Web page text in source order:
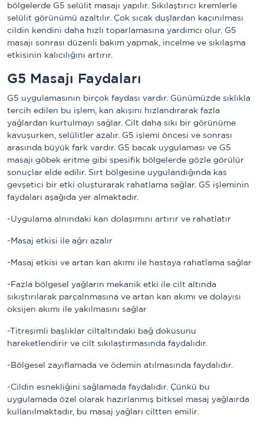
bölgelerde G5 selülit masajı yapılır. Sıkılaştırıcı kremlerle
selülit görünümü azaltılır. Çok sıcak duşlardan kaçınılması
cildin kendini daha hızlı toparlamasına yardımcı olur. G5
masajı sonrası düzenli bakım yapmak, incelme ve sıkılaşma
etkisinin kalıcılığını artırır.
G5 Masajı Faydaları
G5 uygulamasının birçok faydası vardır. Günümüzde sıklıkla
tercih edilen bu işlem, kan akışını hızlandırarak fazla
yağlardan kurtulmayı sağlar. Cilt daha sıkı bir görünüme
kavuşurken, selülitler azalır. G5 işlemi öncesi ve sonrası
arasında büyük fark vardır. G5 bacak uygulaması ve G5
masajı göbek eritme gibi spesifik bölgelerde gözle görülür
sonuçlar elde edilir. Sırt bölgesine uygulandığında kas
gevşetici bir etki oluşturarak rahatlama sağlar. G5 işleminin
faydaları aşağıda yer almaktadır.
-Uygulama alnındaki kan dolaşımını artırır ve rahatlatır
-Masaj etkisi ile ağrı azalır
-Masaj etkisi ve artan kan akımı ile hastaya rahatlama sağlar
-Fazla bölgesel yağların mekanik etki ile cilt altında
sıkıştırılarak parçalnmasına ve artan kan akımı ve dolayısı
oksijen akımı ile yakılmasını sağlar
-Titreşimli başlıklar ciltaltındaki bağ dokusunu
hareketlendirir ve cilt sıkılaştırmasında faydalıdır.
-Bölgesel zayıflamada ve ödemin atılmasında faydalıdır.
-Cildin esnekliğini sağlamada faydalıdır. Çünkü bu
uygulamada özel olarak hazırlanmış bitksel masaj yağlaırda
kullanılmaktadır, bu masaj yağları ciltten emilir.